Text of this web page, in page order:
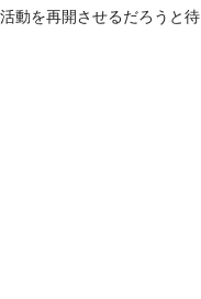
動を再開させるだろうと待